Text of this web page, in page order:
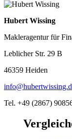
Hubert Wissing
Makleragentur für
Leblicher Str. 29 B
46359 Heiden
Tel. +49 (2867)